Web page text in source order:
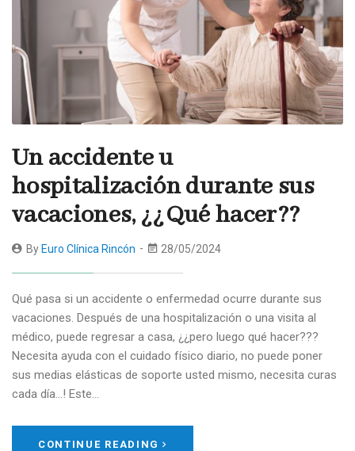
Un accidente u
hospitalización durante sus
vacaciones, ¿¿Qué hacer??
By Euro Clínica Rincón 28/05/2024
Qué pasa si un accidente o enfermedad ocurre durante sus
vacaciones. Después de una hospitalización o una visita al
médico, puede regresar a casa, ¿¿pero luego qué hacer???
Necesita ayuda con el cuidado físico diario, no puede poner
sus medias elásticas de soporte usted mismo, necesita curas
cada día…! Este…
CONTINUE READING